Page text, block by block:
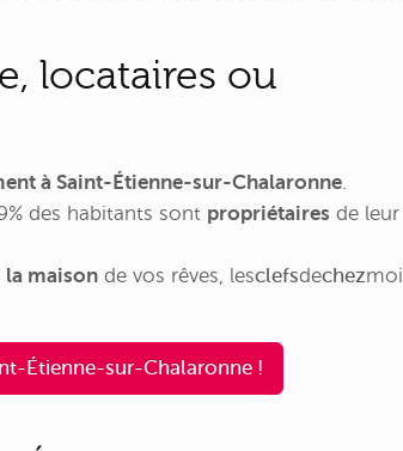
locataires ou
à Saint-Étienne-sur-Chalaronne
des habitants sont propriétaires de leur
la maison de vos rêves, lesclefsdechezmoi
Étienne-sur-Chalaronne !